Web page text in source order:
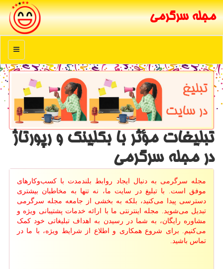
مجله سرگرمی
منو
تبلیغات مؤثر با بکلینک‌ و رپورتاژ
در مجله سرگرمی
مجله سرگرمی به دنبال ایجاد روابط بلندمدت با کسب‌وکارهای
موفق است. با تبلیغ در سایت ما، نه تنها به مخاطبان بیشتری
دسترسی پیدا می‌کنید، بلکه به بخشی از جامعه مجله سرگرمی
تبدیل می‌شوید. مجله اینترنتی ما با ارائه خدمات پشتیبانی ویژه و
مشاوره رایگان، به شما در رسیدن به اهداف تبلیغاتی خود کمک
می‌کنیم. برای شروع همکاری و اطلاع از شرایط ویژه، با ما در
تماس باشید.